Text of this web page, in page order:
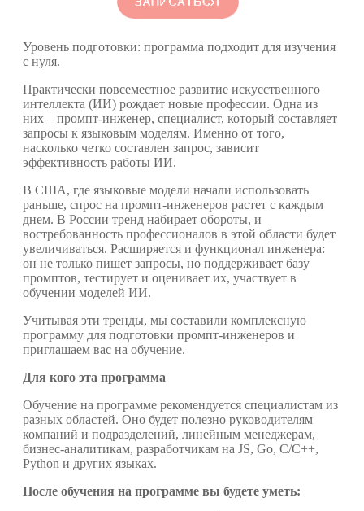
Уровень подготовки: программа подходит для изучения
с нуля.
Практически повсеместное развитие искусственного
интеллекта (ИИ) рождает новые профессии. Одна из
них – промпт-инженер, специалист, который составляет
запросы к языковым моделям. Именно от того,
насколько четко составлен запрос, зависит
эффективность работы ИИ.
В США, где языковые модели начали использовать
раньше, спрос на промпт-инженеров растет с каждым
днем. В России тренд набирает обороты, и
востребованность профессионалов в этой области будет
увеличиваться. Расширяется и функционал инженера:
он не только пишет запросы, но поддерживает базу
промптов, тестирует и оценивает их, участвует в
обучении моделей ИИ.
Учитывая эти тренды, мы составили комплексную
программу для подготовки промпт-инженеров и
приглашаем вас на обучение.
Для кого эта программа
Обучение на программе рекомендуется специалистам из
разных областей. Оно будет полезно руководителям
компаний и подразделений, линейным менеджерам,
бизнес-аналитикам, разработчикам на JS, Go, C/C++,
Python и других языках.
После обучения на программе вы будете уметь: